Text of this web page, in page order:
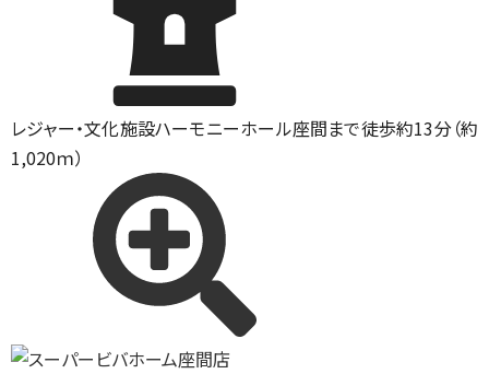
レジャー・文化施設ハーモニーホール座間まで徒歩約13分（約
1,020ｍ）